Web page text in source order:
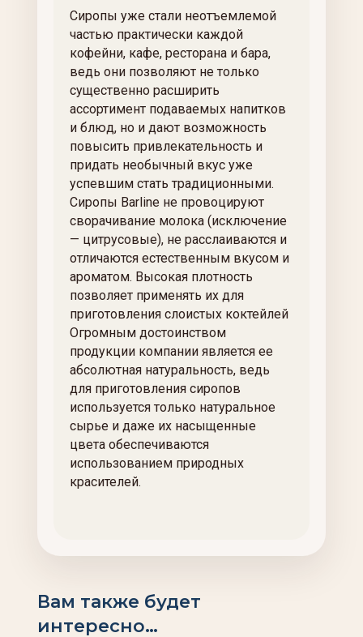
Сиропы уже стали неотъемлемой
частью практически каждой
кофейни, кафе, ресторана и бара,
ведь они позволяют не только
существенно расширить
ассортимент подаваемых напитков
и блюд, но и дают возможность
повысить привлекательность и
придать необычный вкус уже
успевшим стать традиционными.
Сиропы Barline не провоцируют
сворачивание молока (исключение
— цитрусовые), не расслаиваются и
отличаются естественным вкусом и
ароматом. Высокая плотность
позволяет применять их для
приготовления слоистых коктейлей
Огромным достоинством
продукции компании является ее
абсолютная натуральность, ведь
для приготовления сиропов
используется только натуральное
сырье и даже их насыщенные
цвета обеспечиваются
использованием природных
красителей.
Вам также будет
интересно…